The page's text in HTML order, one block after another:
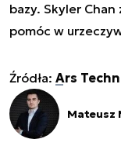
bazy. Skyler Chan
pomóc w
Źródła: Ars
Mateusz